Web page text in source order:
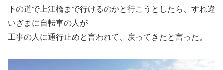
下の道で上江橋まで行けるのかと行こうとしたら、すれ違
いざまに自転車の人が
工事の人に通行止めと言われて、戻ってきたと言った。